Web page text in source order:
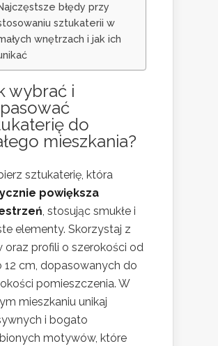
błędy przy
sztukaterii w
wnętrzach i jak ich
wybrać i
do
mieszkania?
sztukaterię, która
powiększa
, stosując smukłe i
elementy. Skorzystaj z
oraz profili o szerokości od
12 cm, dopasowanych do
pomieszczenia. W
mieszkaniu unikaj
i bogato
motywów, które